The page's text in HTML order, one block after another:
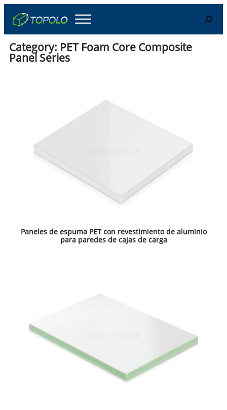
content
Search
Category: PET Foam Core Composite
Panel Series
Paneles de espuma PET con revestimiento de aluminio
para paredes de cajas de carga